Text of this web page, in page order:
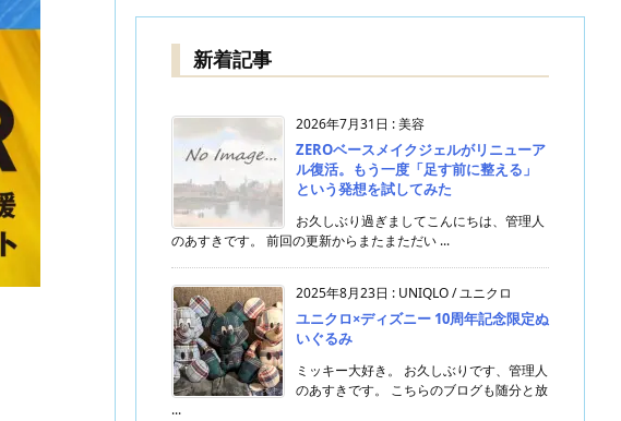
新着記事
2026年7月31日 :美容
ZEROベースメイクジェルがリニューア
ル復活。もう一度「足す前に整える」
という発想を試してみた
お久しぶり過ぎましてこんにちは、管理人
のあすきです。 前回の更新からまたまただい ...
2025年8月23日 : UNIQLO / ユニクロ
ユニクロ×ディズニー 10周年記念限定ぬ
いぐるみ
ミッキー大好き。 お久しぶりです、管理人
のあすきです。 こちらのブログも随分と放
...